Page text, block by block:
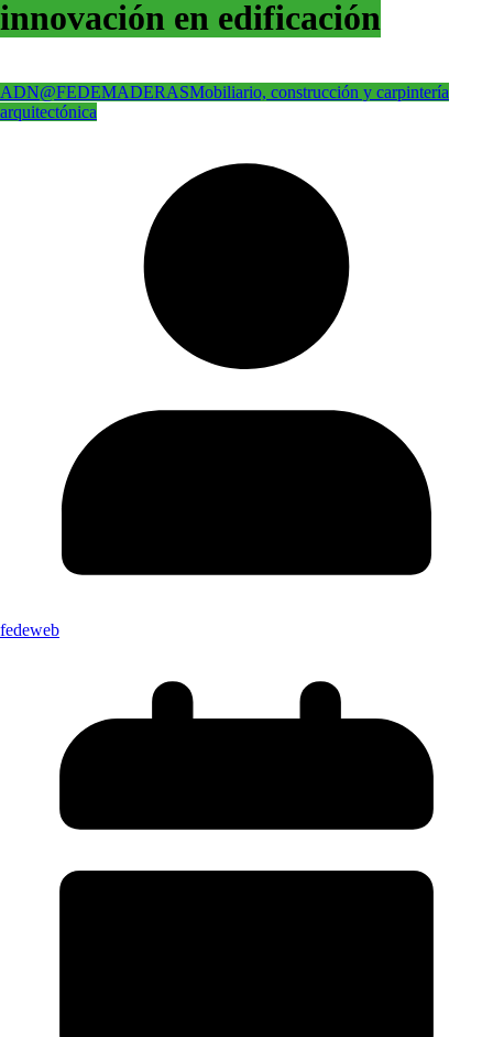
innovación en edificación
ADN@FEDEMADERASMobiliario, construcción y carpintería
arquitectónica
fedeweb